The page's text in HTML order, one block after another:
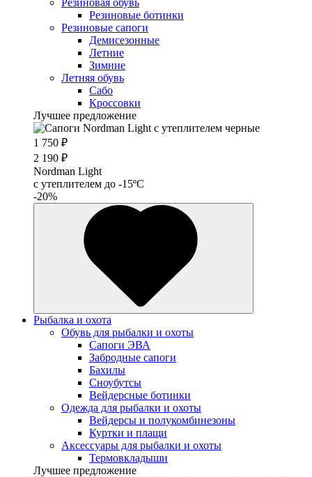
Резиновая обувь
Резиновые ботинки
Резиновые сапоги
Демисезонные
Летние
Зимние
Летняя обувь
Сабо
Кроссовки
Лучшее предложение
1 750 ₽
2 190 ₽
Nordman Light
c утеплителем до -15ºС
-20%
Рыбалка и охота
Обувь для рыбалки и охоты
Сапоги ЭВА
Забродные сапоги
Бахилы
Сноубутсы
Вейдерсные ботинки
Одежда для рыбалки и охоты
Вейдерсы и полукомбинезоны
Куртки и плащи
Аксессуары для рыбалки и охоты
Термовкладыши
Лучшее предложение